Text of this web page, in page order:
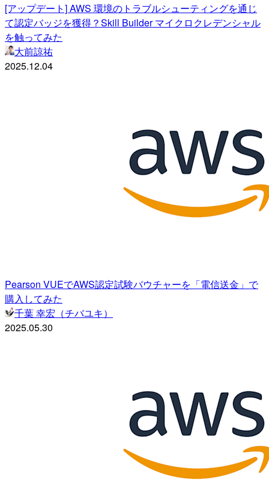
[アップデート] AWS 環境のトラブルシューティングを通じ
て認定バッジを獲得？Skill Builder マイクロクレデンシャル
を触ってみた
大前諒祐
2025.12.04
Pearson VUEでAWS認定試験バウチャーを「電信送金」で
購入してみた
千葉 幸宏（チバユキ）
2025.05.30